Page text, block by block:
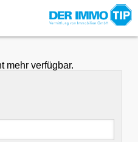
mehr verfügbar.